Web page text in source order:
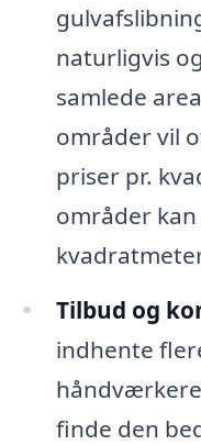
naturligvis
samlede
områder vil
priser pr.
områder
Tilbud og
indhente
finde den